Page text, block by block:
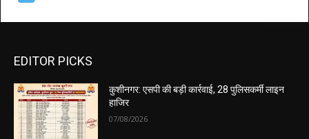
EDITOR PICKS
कुशीनगर: एसपी की बड़ी कार्रवाई, 28 पुलिसकर्मी लाइन
हाजिर
07/08/2026